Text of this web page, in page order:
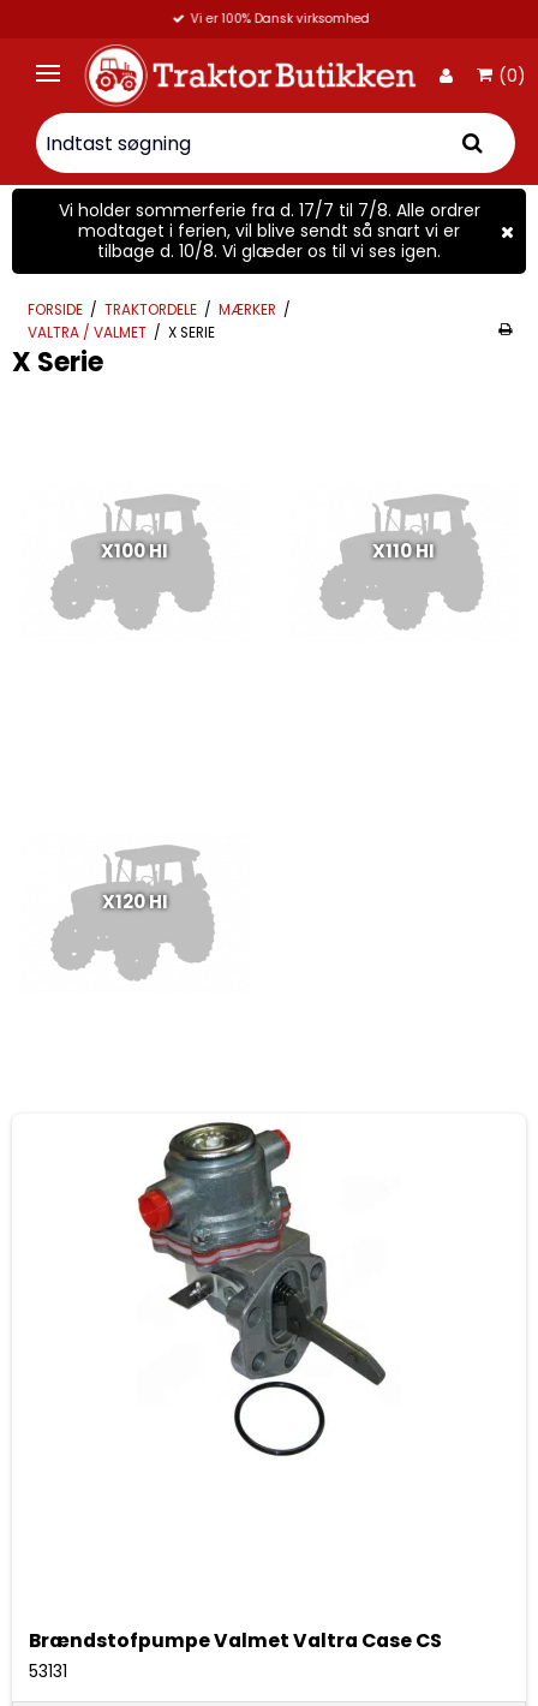
Vi er 100% Dansk virksomhed
(0)
Vi holder sommerferie fra d. 17/7 til 7/8. Alle ordrer
modtaget i ferien, vil blive sendt så snart vi er
tilbage d. 10/8. Vi glæder os til vi ses igen.
FORSIDE / TRAKTORDELE / MÆRKER /
VALTRA / VALMET / X SERIE
X Serie
X100 HI X110 HI
X120 HI
Brændstofpumpe Valmet Valtra Case CS
53131